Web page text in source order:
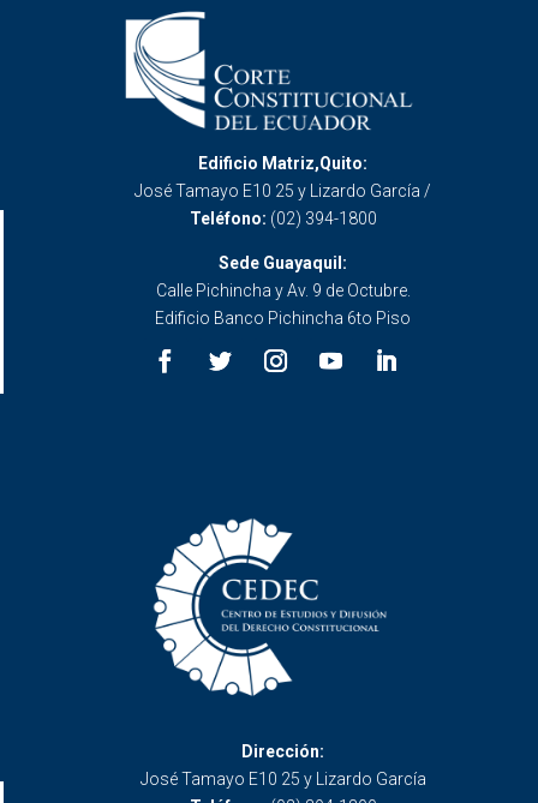
Edificio Matriz,Quito:
José Tamayo E10 25 y Lizardo García /
Teléfono: (02) 394-1800
Sede Guayaquil:
Calle Pichincha y Av. 9 de Octubre.
Edificio Banco Pichincha 6to Piso
Dirección:
José Tamayo E10 25 y Lizardo García